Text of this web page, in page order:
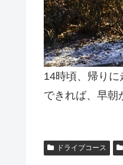
14時頃、帰りに
できれば、早朝
ドライブコース